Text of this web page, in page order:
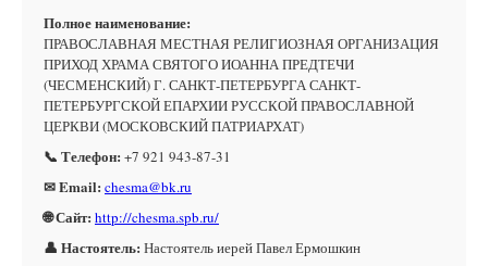
Полное наименование:
ПРАВОСЛАВНАЯ МЕСТНАЯ РЕЛИГИОЗНАЯ ОРГАНИЗАЦИЯ
ПРИХОД ХРАМА СВЯТОГО ИОАННА ПРЕДТЕЧИ
(ЧЕСМЕНСКИЙ) Г. САНКТ-ПЕТЕРБУРГА САНКТ-
ПЕТЕРБУРГСКОЙ ЕПАРХИИ РУССКОЙ ПРАВОСЛАВНОЙ
ЦЕРКВИ (МОСКОВСКИЙ ПАТРИАРХАТ)
📞 Телефон: +7 921 943-87-31
✉ Email: chesma@bk.ru
🌐 Сайт: http://chesma.spb.ru/
👤 Настоятель: Настоятель иерей Павел Ермошкин